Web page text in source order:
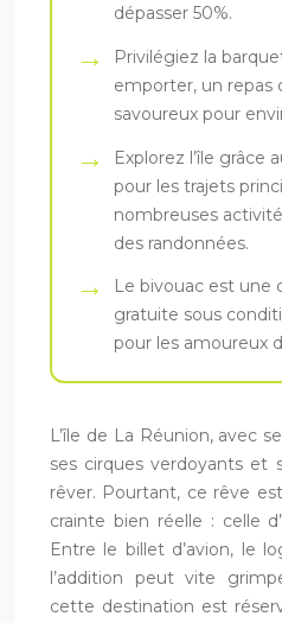
dépasser 50%.
Privilégiez la
emporter, un repas
savoureux pour
Explorez l’île grâce
pour les trajets
nombreuses
des randonnées.
Le bivouac est une
gratuite sous
pour les amoureux
L’île de La Réunion, avec
ses cirques verdoyants et
rêver. Pourtant, ce rêve
crainte bien réelle : celle
Entre le billet d’avion, le
l’addition peut vite
cette destination est